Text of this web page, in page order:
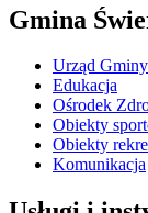
Gmina
Urząd Gminy
Edukacja
Ośrodek
Obiekty
Obiekty
Komunikacja